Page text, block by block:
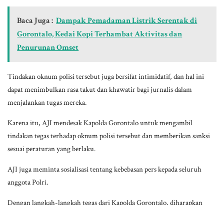
Baca Juga : Dampak Pemadaman Listrik Serentak di
Gorontalo, Kedai Kopi Terhambat Aktivitas dan
Penurunan Omset
Tindakan oknum polisi tersebut juga bersifat intimidatif, dan hal ini
dapat menimbulkan rasa takut dan khawatir bagi jurnalis dalam
menjalankan tugas mereka.
Karena itu, AJI mendesak Kapolda Gorontalo untuk mengambil
tindakan tegas terhadap oknum polisi tersebut dan memberikan sanksi
sesuai peraturan yang berlaku.
AJI juga meminta sosialisasi tentang kebebasan pers kepada seluruh
anggota Polri.
Dengan langkah-langkah tegas dari Kapolda Gorontalo, diharapkan